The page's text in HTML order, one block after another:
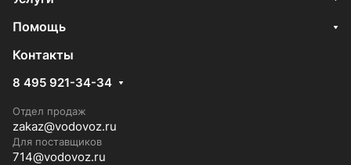
Помощь
Контакты
8 495 921-34-34
Отдел продаж
zakaz@vodovoz.ru
Для поставщиков
714@vodovoz.ru